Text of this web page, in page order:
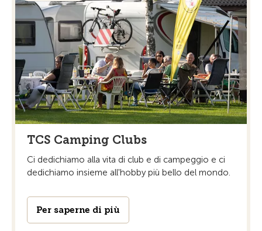
TCS Camping Clubs
Ci dedichiamo alla vita di club e di campeggio e ci
dedichiamo insieme all'hobby più bello del mondo.
Per saperne di più